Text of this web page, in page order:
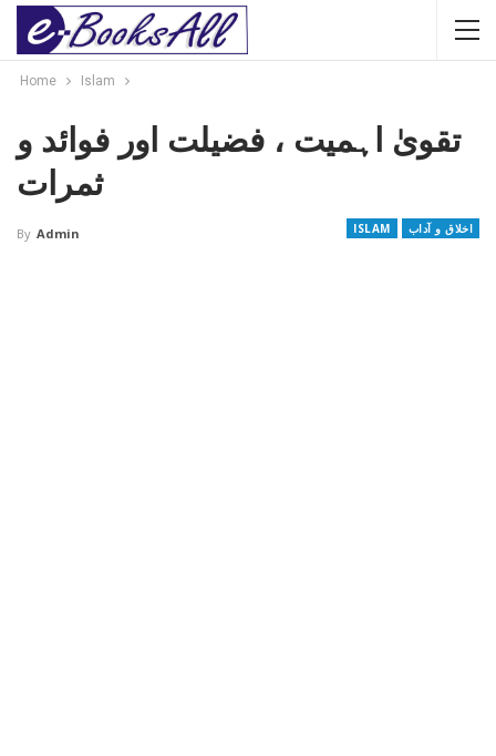
Home Islam
تقویٰ اہمیت ، فضیلت اور فوائد و
ثمرات
ISLAM اخلاق و آداب By Admin